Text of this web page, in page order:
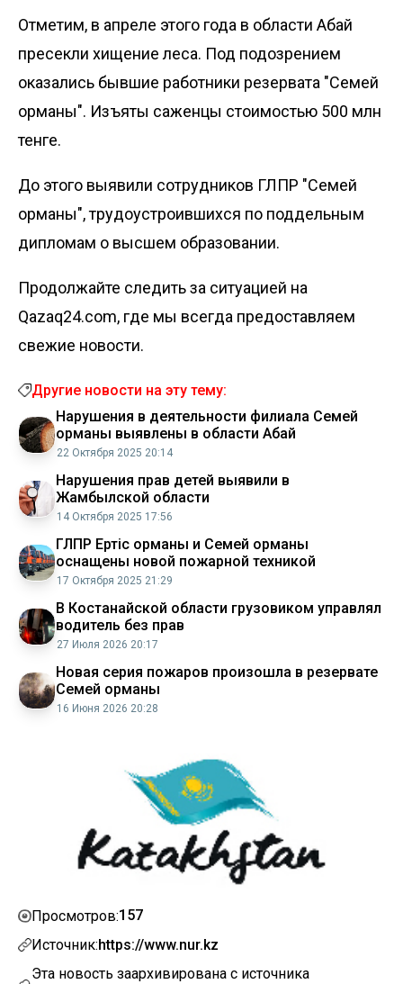
Отметим, в апреле этого года в области Абай
пресекли хищение леса. Под подозрением
оказались бывшие работники резервата "Семей
орманы". Изъяты саженцы стоимостью 500 млн
тенге.
До этого выявили сотрудников ГЛПР "Семей
орманы", трудоустроившихся по поддельным
дипломам о высшем образовании.
Продолжайте следить за ситуацией на
Qazaq24.com, где мы всегда предоставляем
свежие новости.
Другие новости на эту тему:
Нарушения в деятельности филиала Семей
орманы выявлены в области Абай
22 Октября 2025 20:14
Нарушения прав детей выявили в
Жамбылской области
14 Октября 2025 17:56
ГЛПР Ертіс орманы и Семей орманы
оснащены новой пожарной техникой
17 Октября 2025 21:29
В Костанайской области грузовиком управлял
водитель без прав
27 Июля 2026 20:17
Новая серия пожаров произошла в резервате
Семей орманы
16 Июня 2026 20:28
Просмотров:157
Источник:https://www.nur.kz
Эта новость заархивирована с источника